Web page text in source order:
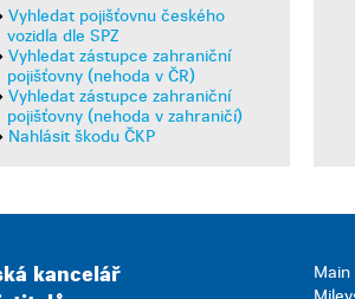
Vyhledat pojišťovnu českého
vozidla dle SPZ
Vyhledat zástupce zahraniční
pojišťovny (nehoda v ČR)
Vyhledat zástupce zahraniční
pojišťovny (nehoda v zahraničí)
Nahlásit škodu ČKP
kancelář
Main